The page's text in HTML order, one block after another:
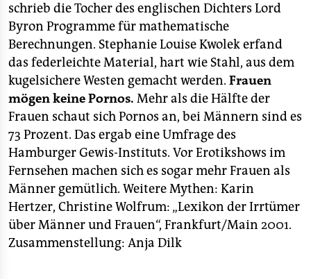
schrieb die Tocher des englischen Dichters Lord
Byron Programme für mathematische
Berechnungen. Stephanie Louise Kwolek erfand
das federleichte Material, hart wie Stahl, aus dem
kugelsichere Westen gemacht werden. Frauen
mögen keine Pornos. Mehr als die Hälfte der
Frauen schaut sich Pornos an, bei Männern sind es
73 Prozent. Das ergab eine Umfrage des
Hamburger Gewis-Instituts. Vor Erotikshows im
Fernsehen machen sich es sogar mehr Frauen als
Männer gemütlich. Weitere Mythen: Karin
Hertzer, Christine Wolfrum: „Lexikon der Irrtümer
über Männer und Frauen“, Frankfurt/Main 2001.
Zusammenstellung: Anja Dilk